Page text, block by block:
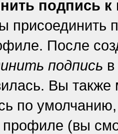
подпись
присоединить
После
подпись
Вы
по
(вы